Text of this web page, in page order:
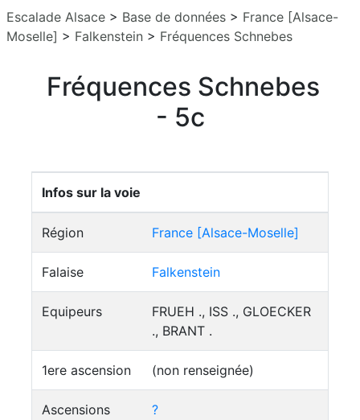
Escalade Alsace > Base de données > France [Alsace-
Moselle] > Falkenstein > Fréquences Schnebes
Fréquences Schnebes
- 5c
Infos sur la voie
Région France [Alsace-Moselle]
Falaise Falkenstein
Equipeurs
FRUEH ., ISS ., GLOECKER
., BRANT .
1ere ascension (non renseignée)
Ascensions
?